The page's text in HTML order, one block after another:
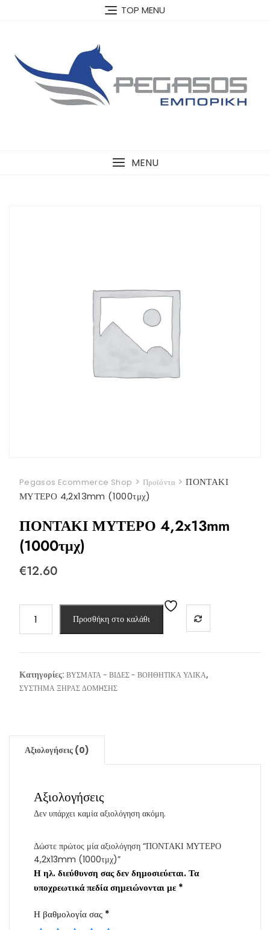
TOP MENU
MENU
Pegasos Ecommerce Shop > Προϊόντα>ΠΟΝΤΑΚΙ
ΜΥΤΕΡΟ 4,2x13mm (1000τμχ)
ΠΟΝΤΑΚΙ ΜΥΤΕΡΟ 4,2x13mm
(1000τμχ)
€12.60
ΜΥΤΕΡΟ
(1000τμχ)
ποσότητα
Προσθήκη στο καλάθι
Κατηγορίες: ΒΥΣΜΑΤΑ - ΒΙΔΕΣ - ΒΟΗΘΗΤΙΚΑ ΥΛΙΚΑ,
ΣΥΣΤΗΜΑ ΞΗΡΑΣ ΔΟΜHΣΗΣ
Αξιολογήσεις (0)
Αξιολογήσεις
Δεν υπάρχει καμία αξιολόγηση ακόμη.
Δώστε πρώτος μία αξιολόγηση “ΠΟΝΤΑΚΙ ΜΥΤΕΡΟ
4,2x13mm (1000τμχ)”
Η ηλ. διεύθυνση σας δεν δημοσιεύεται.Τα
υποχρεωτικά πεδία σημειώνονται με *
Η βαθμολογία σας *